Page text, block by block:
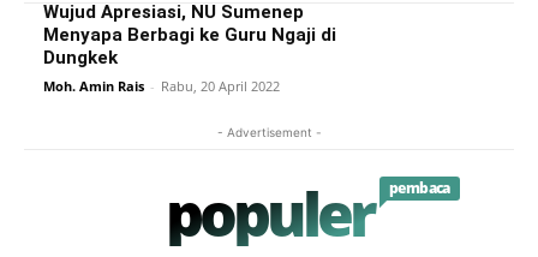
Wujud Apresiasi, NU Sumenep
Menyapa Berbagi ke Guru Ngaji di
Dungkek
Moh. Amin Rais - Rabu, 20 April 2022
- Advertisement -
populer pembaca